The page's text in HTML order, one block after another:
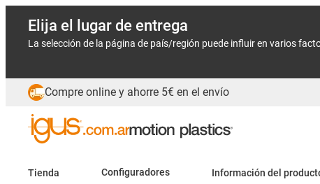
Elija el lugar de entrega
La selección de la página de país/región puede influir en varios
Compre online y ahorre 5€ en el envío
Tienda Configuradores Información del